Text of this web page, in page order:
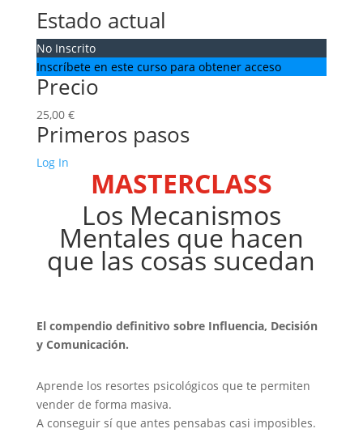
Estado actual
No Inscrito
Inscríbete en este curso para obtener acceso
Precio
25,00 €
Primeros pasos
Log In
MASTERCLASS
Los Mecanismos
Mentales que hacen
que las cosas sucedan
El compendio definitivo sobre Influencia, Decisión
y Comunicación.
Aprende los resortes psicológicos que te permiten
vender de forma masiva.
A conseguir sí que antes pensabas casi imposibles.